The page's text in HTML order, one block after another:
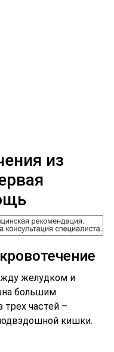
из
желудком и
большим
трех частей –
кишки.